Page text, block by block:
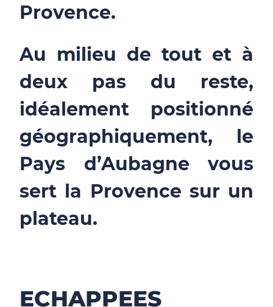
Provence.
Au milieu de tout et à
deux pas du reste,
idéalement positionné
géographiquement, le
Pays d’Aubagne vous
sert la Provence sur un
plateau.
ECHAPPEES